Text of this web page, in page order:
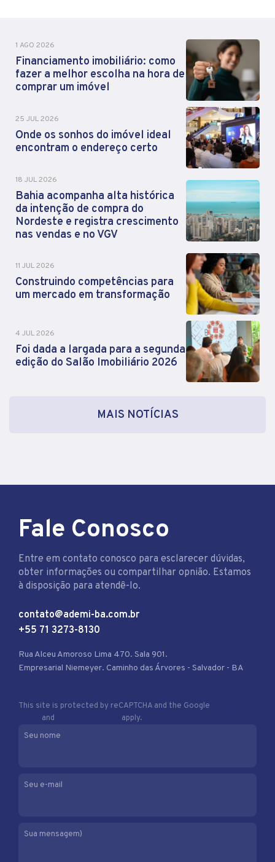
1 AGO 2026
Financiamento imobiliário: como
fazer a melhor escolha na hora de
comprar um imóvel
25 JUL 2026
Onde os sonhos do imóvel ideal
encontram o endereço certo
18 JUL 2026
Bahia acompanha alta histórica
da intenção de compra do
Nordeste e registra crescimento
nas vendas e no VGV
11 JUL 2026
Construindo competências para
um mercado em transformação
4 JUL 2026
Foi dada a largada para a segunda
edição do Salão Imobiliário 2026
MAIS NOTÍCIAS
Fale Conosco
Entre em contato conosco para esclarecer dúvidas,
obter informações ou compartilhar opnião. Estamos
à disposição para atendê-lo.
contato@ademi-ba.com.br
+55 71 3273-8130
Rua Alceu Amoroso Lima 470. Sala 901.
Empresarial Niemeyer. Caminho das Árvores - Salvador - BA
This site is protected by reCAPTCHA and the Google
and
apply.
Seu nome
Seu e-mail
Sua mensagem)